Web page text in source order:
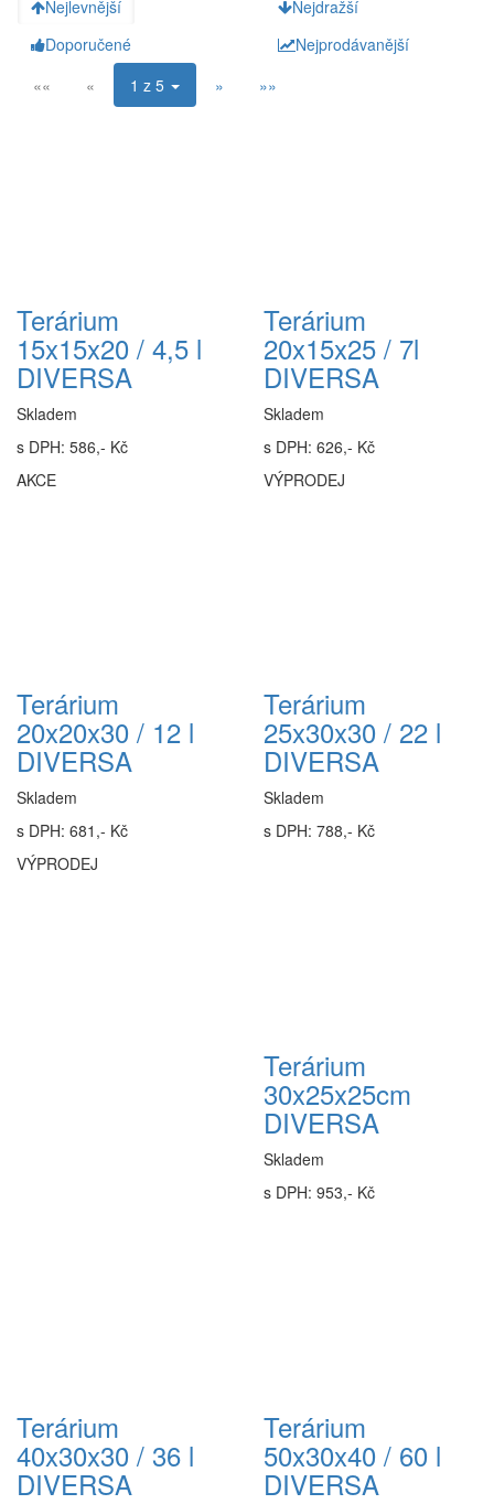
Nejlevnější
Nejdražší
Doporučené
Nejprodávanější
««
« 1 z 5 » »»
Terárium
15x15x20 / 4,5 l
DIVERSA
Skladem
s DPH: 586,- Kč
AKCE
Terárium
20x15x25 / 7l
DIVERSA
Skladem
s DPH: 626,- Kč
VÝPRODEJ
Terárium
20x20x30 / 12 l
DIVERSA
Skladem
s DPH: 681,- Kč
VÝPRODEJ
Terárium
25x30x30 / 22 l
DIVERSA
Skladem
s DPH: 788,- Kč
Terárium
30x25x25cm
DIVERSA
Skladem
s DPH: 953,- Kč
Terárium
40x30x30 / 36 l
DIVERSA
Terárium
50x30x40 / 60 l
DIVERSA